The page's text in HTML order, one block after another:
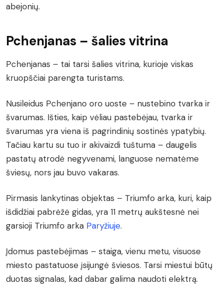
abejonių.
Pchenjanas – šalies vitrina
Pchenjanas – tai tarsi šalies vitrina, kurioje viskas
kruopščiai parengta turistams.
Nusileidus Pchenjano oro uoste – nustebino tvarka ir
švarumas. Išties, kaip vėliau pastebėjau, tvarka ir
švarumas yra viena iš pagrindinių sostinės ypatybių.
Tačiau kartu su tuo ir akivaizdi tuštuma – daugelis
pastatų atrodė negyvenami, languose nematėme
šviesų, nors jau buvo vakaras.
Pirmasis lankytinas objektas – Triumfo arka, kuri, kaip
išdidžiai pabrėžė gidas, yra 11 metrų aukštesnė nei
garsioji Triumfo arka Paryžiuje.
Įdomus pastebėjimas – staiga, vienu metu, visuose
miesto pastatuose įsijungė šviesos. Tarsi miestui būtų
duotas signalas, kad dabar galima naudoti elektrą.